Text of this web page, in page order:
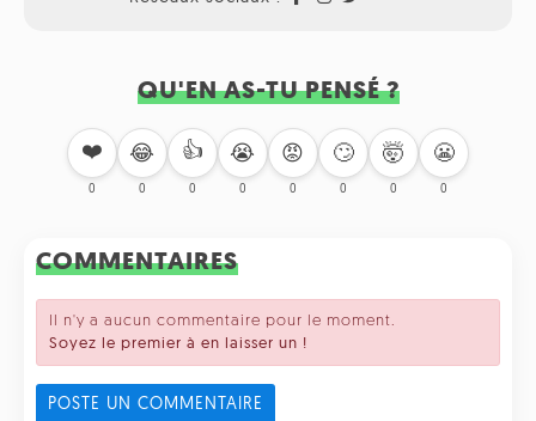
QU'EN AS-TU PENSÉ ?
❤️
0
😂
0
👍
0
😭
0
😡
0
🙄
0
🤯
0
😬
0
COMMENTAIRES
Il n'y a aucun commentaire pour le moment.
Soyez le premier à en laisser un !
POSTE UN COMMENTAIRE